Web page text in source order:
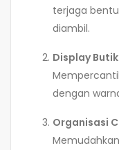
terjaga
diambil.
Display
dengan
Organisasi